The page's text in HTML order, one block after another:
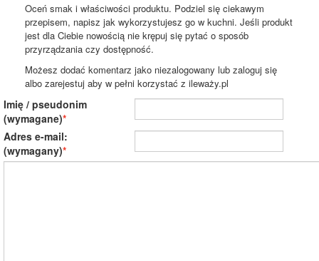
Oceń smak i właściwości produktu. Podziel się ciekawym
przepisem, napisz jak wykorzystujesz go w kuchni. Jeśli produkt
jest dla Ciebie nowością nie krępuj się pytać o sposób
przyrządzania czy dostępność.
Możesz dodać komentarz jako niezalogowany lub zaloguj się
albo zarejestuj aby w pełni korzystać z ileważy.pl
Imię / pseudonim
(wymagane)
Adres e-mail:
(wymagany)